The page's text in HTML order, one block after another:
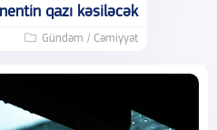
qazı kəsiləcək
Gündəm / Cəmiyyət